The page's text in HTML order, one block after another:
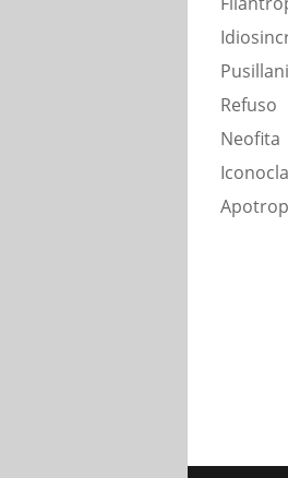
Refuso
Neofita